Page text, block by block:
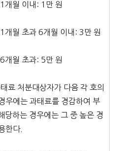
개월 이내: 1만 원
개월 초과 6개월 이내: 3만 원
개월 초과: 5만 원
료 처분대상자가 다음 각 호의
우에는 과태료를 경감하여 부
당하는 경우에는 그 중 높은 경
한다.